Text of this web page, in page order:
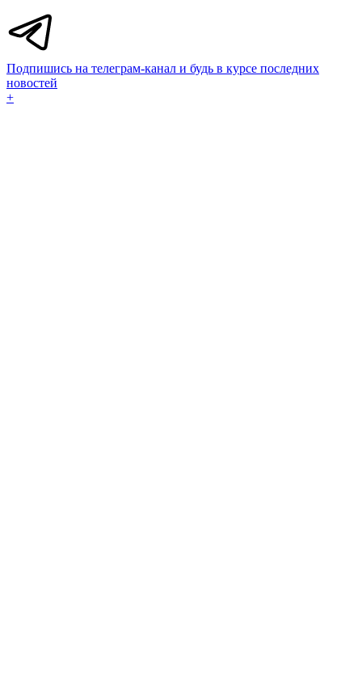
Подпишись на телеграм-канал и будь в курсе последних
новостей
+